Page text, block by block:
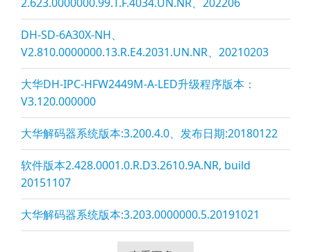
DH-SD-6A30X-NH、
V2.810.0000000.13.R.E4.2031.UN.NR、20210203
大华DH-IPC-HFW2449M-A-LED升级程序版本：
V3.120.000000
大华解码器系统版本:3.200.4.0、发布日期:20180122
软件版本2.428.0001.0.R.D3.2610.9A.NR, build
20151107
大华解码器系统版本:3.203.0000000.5.20191021